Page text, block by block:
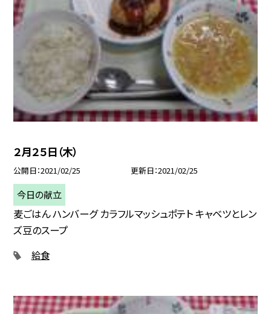
２月２５日（木）
公開日 2021/02/25 更新日 2021/02/25
今日の献立
麦ごはん ハンバーグ カラフルマッシュポテト キャベツとレン
ズ豆のスープ
給食